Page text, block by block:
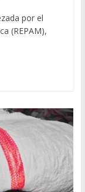
por el
(REPAM),